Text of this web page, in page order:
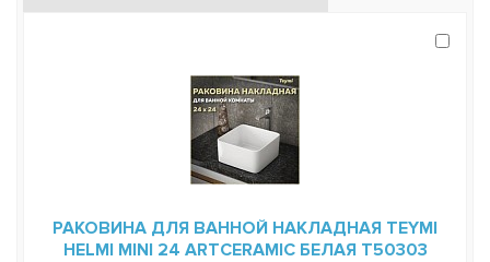
РАКОВИНА ДЛЯ ВАННОЙ НАКЛАДНАЯ TEYMI
HELMI MINI 24 ARTCERAMIC БЕЛАЯ T50303